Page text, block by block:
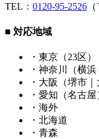
TEL： 0120-95-2526
■ 対応地域
・東京（23区）
・神奈川（横浜
・大阪（堺市｜
・愛知（名古屋
・海外
・北海道
・青森